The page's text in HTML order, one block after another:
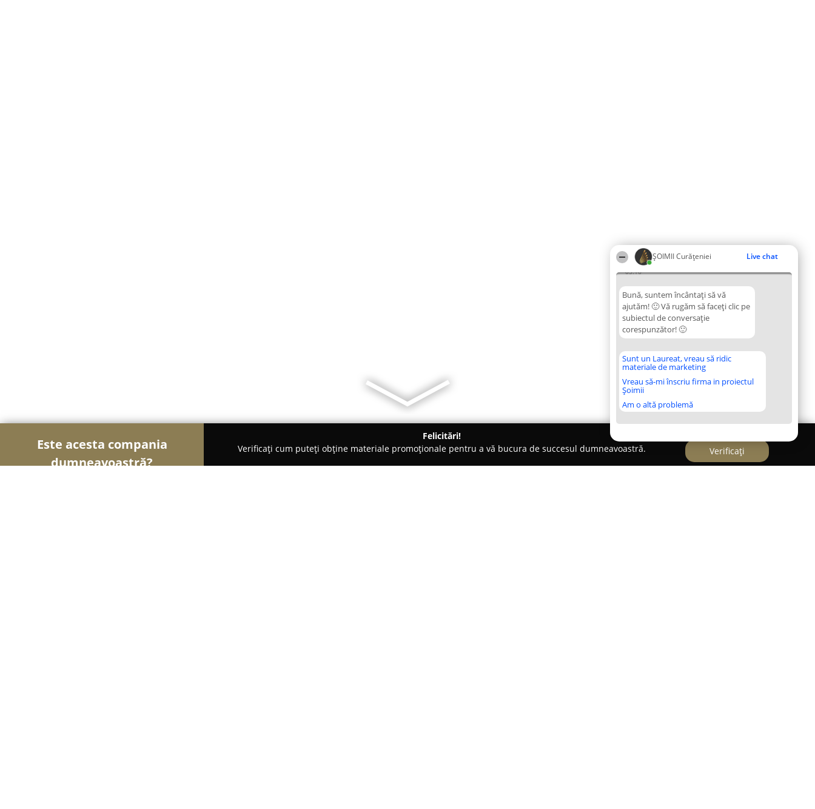
ȘOIMII Curățeniei Live chat
05:16
Bună, suntem încântați să vă
ajutăm! 🙂 Vă rugăm să faceți clic pe
subiectul de conversație
corespunzător! 🙂
Sunt un Laureat, vreau să ridic
materiale de marketing
Vreau să-mi înscriu firma in proiectul
Șoimii
Am o altă problemă
Este acesta compania
dumneavoastră?
Felicitări!
Verificați cum puteți obține materiale promoționale pentru a vă bucura de succesul dumneavoastră.
Verificați